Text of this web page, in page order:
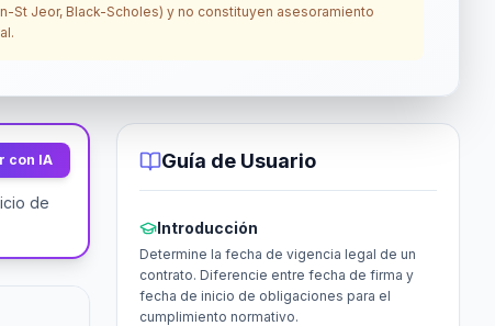
St Jeor, Black-Scholes) y no constituyen asesoramiento
con IA
de
Guía de Usuario
Introducción
Determine la fecha de vigencia legal de un
contrato. Diferencie entre fecha de firma y
fecha de inicio de obligaciones para el
cumplimiento normativo.